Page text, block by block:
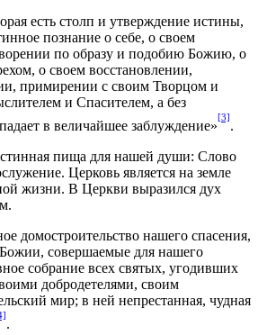
есть столп и утверждение истины,
познание о себе, о своем
по образу и подобию Божию, о
о своем восстановлении,
примирении с своим Творцом и
и Спасителем, а без
в величайшее заблуждение»
[3]
.
пища для нашей души: Слово
Церковь является на земле
жизни. В Церкви выразился дух
домостроительство нашего спасения,
совершаемые для нашего
собрание всех святых, угодивших
добродетелями, своим
мир; в ней непрестанная, чудная
.